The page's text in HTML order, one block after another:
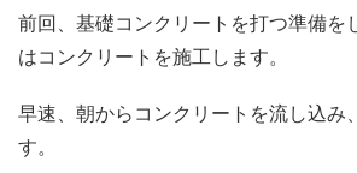
前回、基礎コンクリートを打つ準備を
はコンクリートを施工します。
早速、朝からコンクリートを流し込み
す。